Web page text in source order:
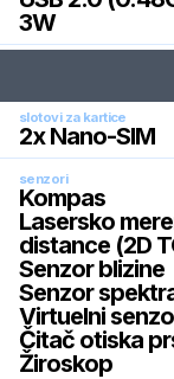
3W
slotovi za kartice
2x Nano-SIM
senzori
Kompas
Lasersko
distance (2D
Senzor blizine
Senzor
Virtuelni
Čitač otiska
Žiroskop